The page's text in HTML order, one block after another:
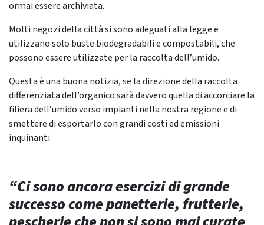
ormai essere archiviata.
Molti negozi della città si sono adeguati alla legge e
utilizzano solo buste biodegradabili e compostabili, che
possono essere utilizzate per la raccolta dell’umido.
Questa è una buona notizia, se la direzione della raccolta
differenziata dell’organico sarà davvero quella di accorciare la
filiera dell’umido verso impianti nella nostra regione e di
smettere di esportarlo con grandi costi ed emissioni
inquinanti.
“Ci sono ancora esercizi di grande
successo come panetterie, frutterie,